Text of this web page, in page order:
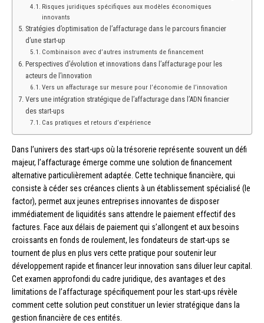
Risques juridiques spécifiques aux modèles économiques
innovants
Stratégies d’optimisation de l’affacturage dans le parcours financier
d’une start-up
Combinaison avec d’autres instruments de financement
Perspectives d’évolution et innovations dans l’affacturage pour les
acteurs de l’innovation
Vers un affacturage sur mesure pour l’économie de l’innovation
Vers une intégration stratégique de l’affacturage dans l’ADN financier
des start-ups
Cas pratiques et retours d’expérience
Dans l’univers des start-ups où la trésorerie représente souvent un défi
majeur, l’affacturage émerge comme une solution de financement
alternative particulièrement adaptée. Cette technique financière, qui
consiste à céder ses créances clients à un établissement spécialisé (le
factor), permet aux jeunes entreprises innovantes de disposer
immédiatement de liquidités sans attendre le paiement effectif des
factures. Face aux délais de paiement qui s’allongent et aux besoins
croissants en fonds de roulement, les fondateurs de start-ups se
tournent de plus en plus vers cette pratique pour soutenir leur
développement rapide et financer leur innovation sans diluer leur capital.
Cet examen approfondi du cadre juridique, des avantages et des
limitations de l’affacturage spécifiquement pour les start-ups révèle
comment cette solution peut constituer un levier stratégique dans la
gestion financière de ces entités.